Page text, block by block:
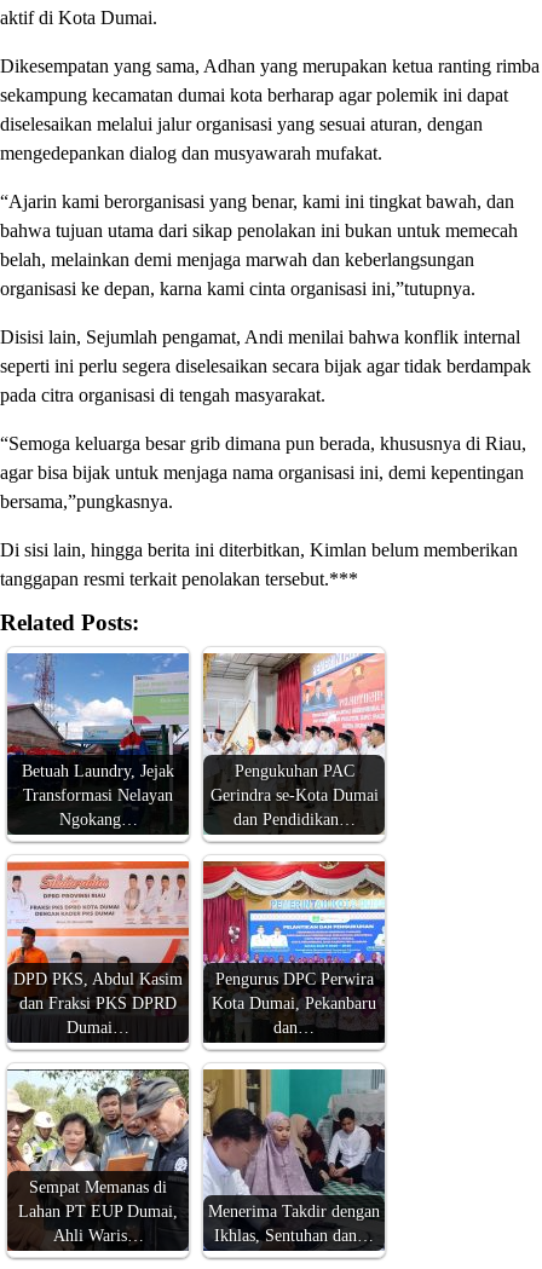
aktif di Kota Dumai.
Dikesempatan yang sama, Adhan yang merupakan ketua ranting rimba
sekampung kecamatan dumai kota berharap agar polemik ini dapat
diselesaikan melalui jalur organisasi yang sesuai aturan, dengan
mengedepankan dialog dan musyawarah mufakat.
“Ajarin kami berorganisasi yang benar, kami ini tingkat bawah, dan
bahwa tujuan utama dari sikap penolakan ini bukan untuk memecah
belah, melainkan demi menjaga marwah dan keberlangsungan
organisasi ke depan, karna kami cinta organisasi ini,”tutupnya.
Disisi lain, Sejumlah pengamat, Andi menilai bahwa konflik internal
seperti ini perlu segera diselesaikan secara bijak agar tidak berdampak
pada citra organisasi di tengah masyarakat.
“Semoga keluarga besar grib dimana pun berada, khususnya di Riau,
agar bisa bijak untuk menjaga nama organisasi ini, demi kepentingan
bersama,”pungkasnya.
Di sisi lain, hingga berita ini diterbitkan, Kimlan belum memberikan
tanggapan resmi terkait penolakan tersebut.***
Related Posts:
Betuah Laundry, Jejak
Transformasi Nelayan
Ngokang…
Pengukuhan PAC
Gerindra se-Kota Dumai
dan Pendidikan…
DPD PKS, Abdul Kasim
dan Fraksi PKS DPRD
Dumai…
Pengurus DPC Perwira
Kota Dumai, Pekanbaru
dan…
Sempat Memanas di
Lahan PT EUP Dumai,
Ahli Waris…
Menerima Takdir dengan
Ikhlas, Sentuhan dan…